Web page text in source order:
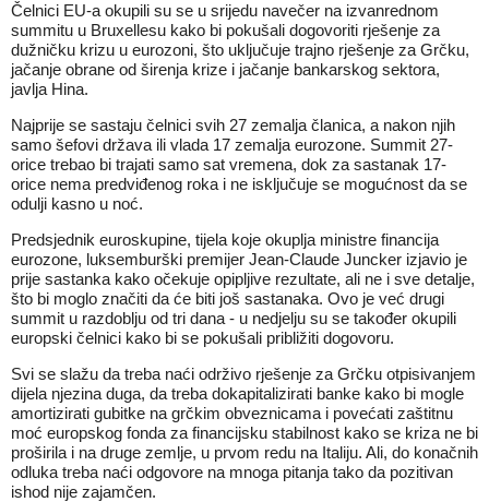
Čelnici EU-a okupili su se u srijedu navečer na izvanrednom
summitu u Bruxellesu kako bi pokušali dogovoriti rješenje za
dužničku krizu u eurozoni, što uključuje trajno rješenje za Grčku,
jačanje obrane od širenja krize i jačanje bankarskog sektora,
javlja Hina.
Najprije se sastaju čelnici svih 27 zemalja članica, a nakon njih
samo šefovi država ili vlada 17 zemalja eurozone. Summit 27-
orice trebao bi trajati samo sat vremena, dok za sastanak 17-
orice nema predviđenog roka i ne isključuje se mogućnost da se
odulji kasno u noć.
Predsjednik euroskupine, tijela koje okuplja ministre financija
eurozone, luksemburški premijer Jean-Claude Juncker izjavio je
prije sastanka kako očekuje opipljive rezultate, ali ne i sve detalje,
što bi moglo značiti da će biti još sastanaka. Ovo je već drugi
summit u razdoblju od tri dana - u nedjelju su se također okupili
europski čelnici kako bi se pokušali približiti dogovoru.
Svi se slažu da treba naći održivo rješenje za Grčku otpisivanjem
dijela njezina duga, da treba dokapitalizirati banke kako bi mogle
amortizirati gubitke na grčkim obveznicama i povećati zaštitnu
moć europskog fonda za financijsku stabilnost kako se kriza ne bi
proširila i na druge zemlje, u prvom redu na Italiju. Ali, do konačnih
odluka treba naći odgovore na mnoga pitanja tako da pozitivan
ishod nije zajamčen.